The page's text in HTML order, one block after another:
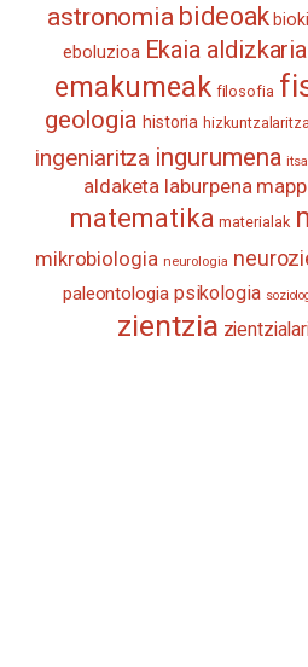
astronomia bideoak
eboluzioa Ekaia aldizkaria
emakumeak filosofia
geologia historia hizkuntzalaritza
ingeniaritza ingurumena
aldaketa laburpena
matematika materialak
mikrobiologia neurologia
paleontologia psikologia
zientzia